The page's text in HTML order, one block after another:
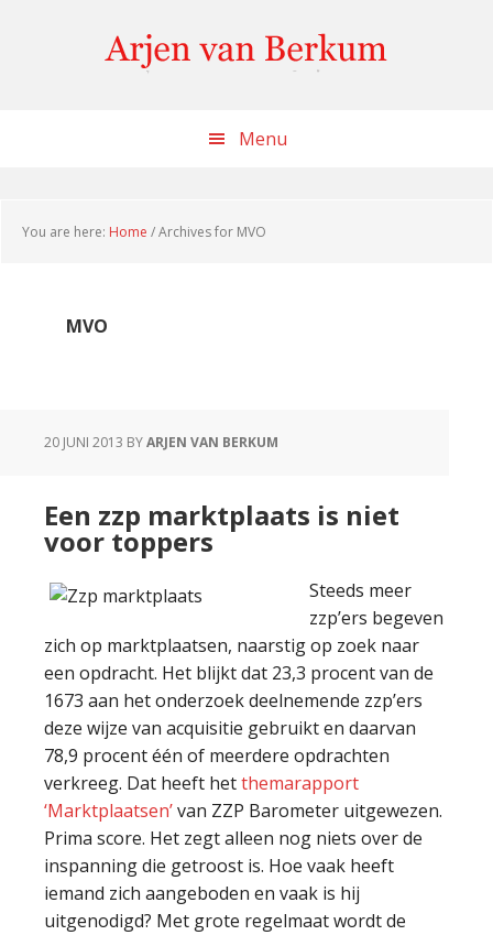
Menu
You are here: Home /Archives for MVO
MVO
20 JUNI 2013 BYARJEN VAN BERKUM
Een zzp marktplaats is niet
voor toppers
Steeds meer
zzp’ers begeven
zich op marktplaatsen, naarstig op zoek naar
een opdracht. Het blijkt dat 23,3 procent van de
1673 aan het onderzoek deelnemende zzp’ers
deze wijze van acquisitie gebruikt en daarvan
78,9 procent één of meerdere opdrachten
verkreeg. Dat heeft hetthemarapport
‘Marktplaatsen’van ZZP Barometer uitgewezen.
Prima score. Het zegt alleen nog niets over de
inspanning die getroost is. Hoe vaak heeft
iemand zich aangeboden en vaak is hij
uitgenodigd? Met grote regelmaat wordt de